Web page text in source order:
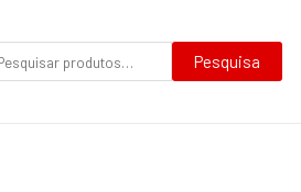
Pesquisa